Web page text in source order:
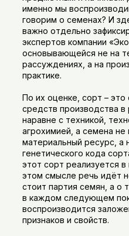
именно мы
говорим о семенах? И
важно отдельно
экспертов компании
основывающейся не на
рассуждениях, а на
практике.
По их оценке, сорт –
средств производства в
наравне с техникой,
агрохимией, а семена не
материальный ресурс, а
генетического кода
этот сорт реализуется
этом смысле речь идёт
стоит партия семян, а о
в каждом следующем
воспроизводится
признаков и свойств.